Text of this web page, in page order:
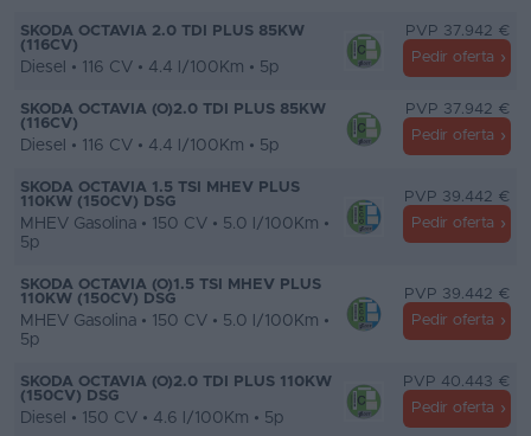
SKODA OCTAVIA 2.0 TDI PLUS 85KW
(116CV)
Diesel • 116 CV • 4.4 l/100Km • 5p
PVP 37.942 €
Pedir oferta
SKODA OCTAVIA (O)2.0 TDI PLUS 85KW
(116CV)
Diesel • 116 CV • 4.4 l/100Km • 5p
PVP 37.942 €
Pedir oferta
SKODA OCTAVIA 1.5 TSI MHEV PLUS
110KW (150CV) DSG
MHEV Gasolina • 150 CV • 5.0 l/100Km •
5p
PVP 39.442 €
Pedir oferta
SKODA OCTAVIA (O)1.5 TSI MHEV PLUS
110KW (150CV) DSG
MHEV Gasolina • 150 CV • 5.0 l/100Km •
5p
PVP 39.442 €
Pedir oferta
SKODA OCTAVIA (O)2.0 TDI PLUS 110KW
(150CV) DSG
Diesel • 150 CV • 4.6 l/100Km • 5p
PVP 40.443 €
Pedir oferta